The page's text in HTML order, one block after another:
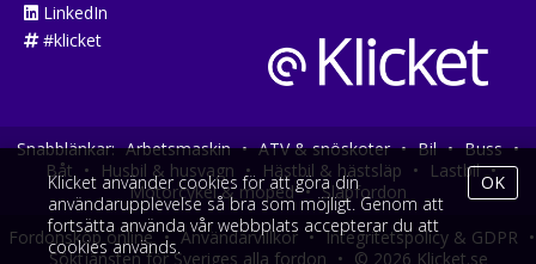
LinkedIn
#klicket
Snabblänkar: Arbetsmaskin • ATV & snöskoter • Bil • Buss •
Båt • Husbil & husvagn • Hästbil & hästsläp • Lastbil •
Motorcykel & moped • Släpfordon
Fordonsköp online • Användarvillkor • Integritetspolicy & GDPR •
Söktjänsten för Sveriges alla fordon • © 2026 Klicket.se
Klicket använder cookies för att göra din
användarupplevelse så bra som möjligt. Genom att
fortsätta använda vår webbplats accepterar du att
cookies används.
OK